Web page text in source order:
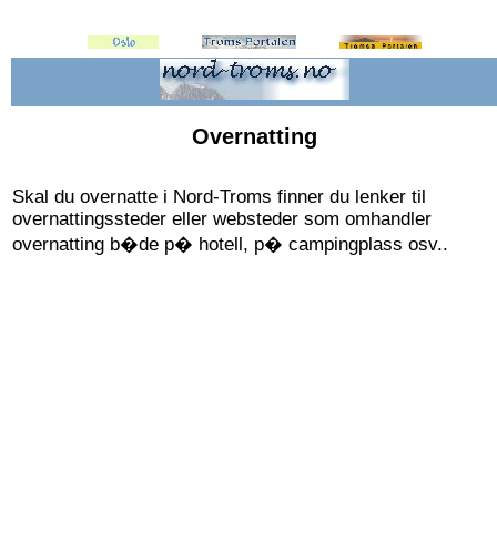
Overnatting
Skal du overnatte i Nord-Troms finner du lenker til
overnattingssteder eller websteder som omhandler
overnatting b�de p� hotell, p� campingplass osv..